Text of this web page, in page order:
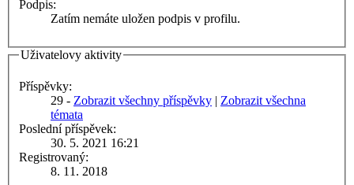
Podpis:
Zatím nemáte uložen podpis v profilu.
Uživatelovy aktivity
Příspěvky:
29 - Zobrazit všechny příspěvky | Zobrazit všechna
témata
Poslední příspěvek:
30. 5. 2021 16:21
Registrovaný:
8. 11. 2018